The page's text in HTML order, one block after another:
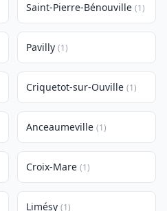
Saint-Pierre-Bénouville (1)
Pavilly (1)
Criquetot-sur-Ouville (1)
Anceaumeville (1)
Croix-Mare (1)
Limésy (1)